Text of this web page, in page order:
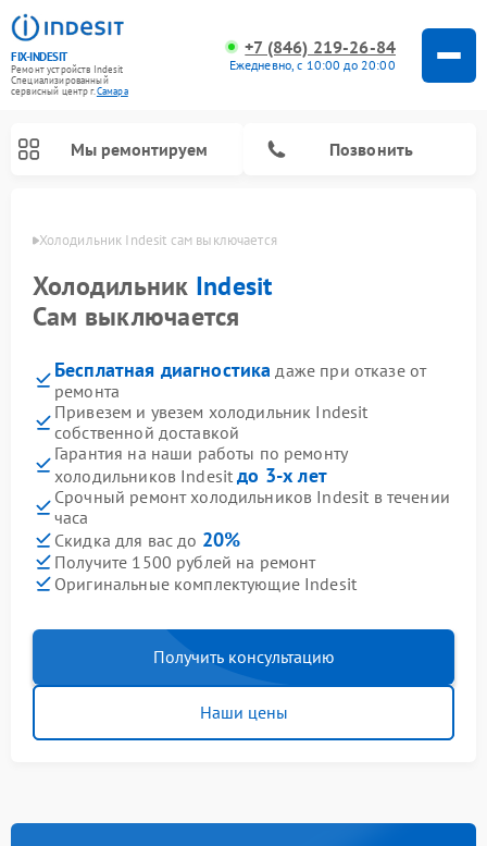
FIX-INDESIT
Ремонт устройств Indesit
Специализированный
cервисный центр г.Самара
+7 (846) 219-26-84
Ежедневно, с 10:00 до 20:00
Мы ремонтируем Позвонить
Холодильник Indesit сам выключается
Холодильник Indesit
Сам выключается
Бесплатная диагностика даже при отказе от
ремонта
Привезем и увезем холодильник Indesit
собственной доставкой
Гарантия на наши работы по ремонту
холодильников Indesitдо 3-х лет
Срочный ремонт холодильников Indesit в течении
часа
Скидка для вас до 20%
Получите 1500 рублей на ремонт
Оригинальные комплектующие Indesit
Получить консультацию
Наши цены